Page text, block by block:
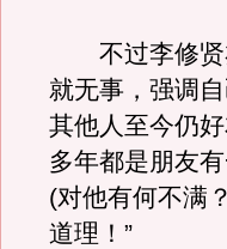
不过李修贤
就无事，强调
其他人至今仍
多年都是朋友
(对他有何不满
道理！”